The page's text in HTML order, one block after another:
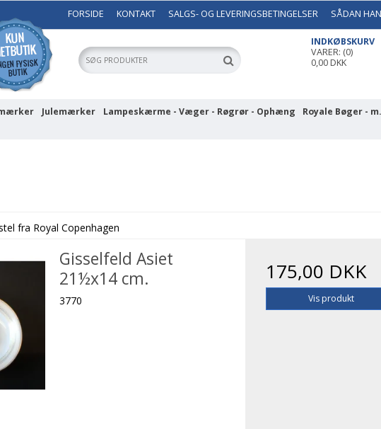
FORSIDE KONTAKT SALGS- OG LEVERINGSBETINGELSER SÅDAN
INDKØBSKURV
VARER: (0)
0,00 DKK
Julemærker Lampeskærme - Væger - Røgrør - Ophæng
Royale Bøger -
fra Royal Copenhagen
Gisselfeld Asiet
21½x14 cm.
3770
175,00 DKK
Vis produkt